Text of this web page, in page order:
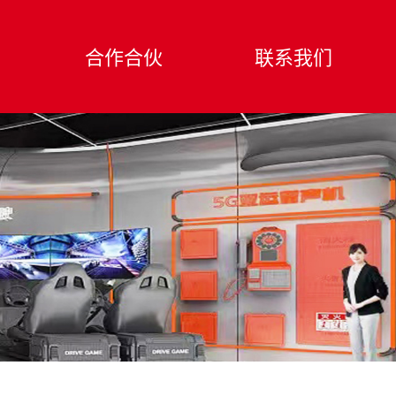
合作合伙 联系我们